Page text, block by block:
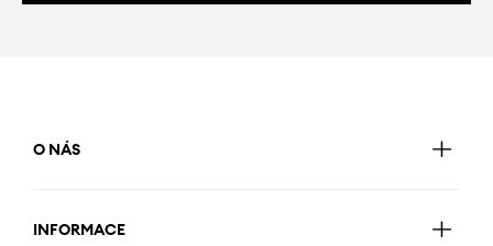
O NÁS
INFORMACE